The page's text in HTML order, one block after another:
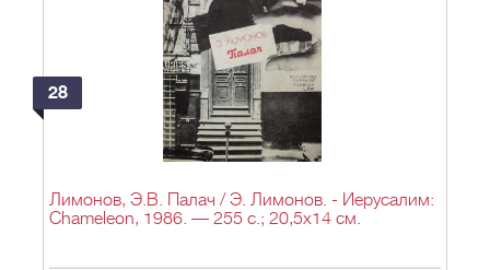
28
Лимонов, Э.В. Палач / Э. Лимонов. - Иерусалим:
Chameleon, 1986. — 255 с.; 20,5x14 см.